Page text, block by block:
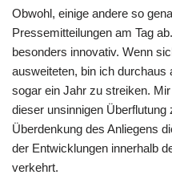
Obwohl, einige andere so
Pressemitteilungen am Tag
besonders innovativ. Wenn
ausweiteten, bin ich durchaus
sogar ein Jahr zu streiken.
dieser unsinnigen Überflutung
Überdenkung des Anliegens
der Entwicklungen innerhalb
verkehrt.